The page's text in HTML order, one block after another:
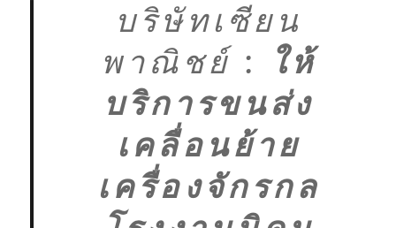
บริษัทเซียน
พาณิชย์ :
ให้
บริการขนส่ง
เคลื่อนย้าย
เครื่องจักรกล